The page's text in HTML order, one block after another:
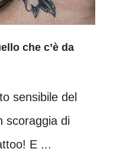
che c’è da
sensibile del
scoraggia di
E ...